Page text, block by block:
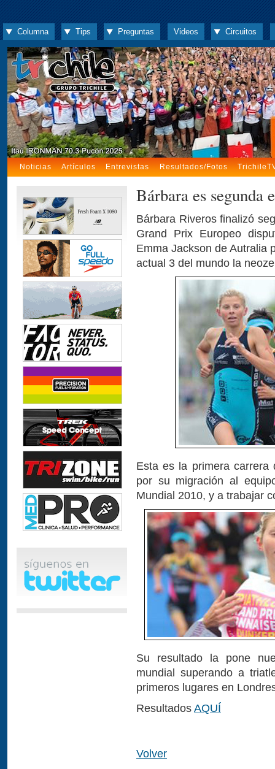
Columna Tips Preguntas Videos Circuitos
Noticias Artículos Entrevistas Resultados/Fotos
Bárbara es segunda
Bárbara Riveros finalizó
Grand Prix Europeo
Emma Jackson de Autralia
actual 3 del mundo la
Esta es la primera carrera
por su migración al
Mundial 2010, y a trabajar
Su resultado la pone
mundial superando a
primeros lugares en
ResultadosAQUÍ
Volver